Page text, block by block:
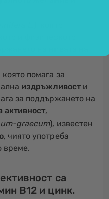
която помага за
издръжливост и
за поддържането на
активност,
graecum), известен
, чиято употреба
време.
са
В12 и цинк.